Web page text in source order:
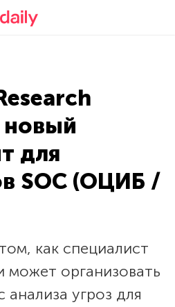
Блог Касперского
для
SOC (ОЦИБ /
как специалист
может организовать
угроз для